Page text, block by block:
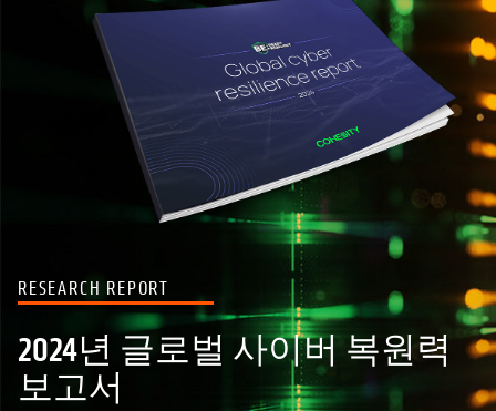
RESEARCH REPORT
2024년 글로벌 사이버 복원력
보고서